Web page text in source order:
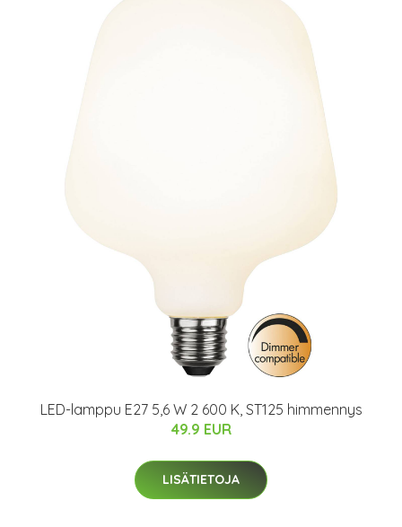
LED-lamppu E27 5,6 W 2 600 K, ST125 himmennys
49.9 EUR
LISÄTIETOJA